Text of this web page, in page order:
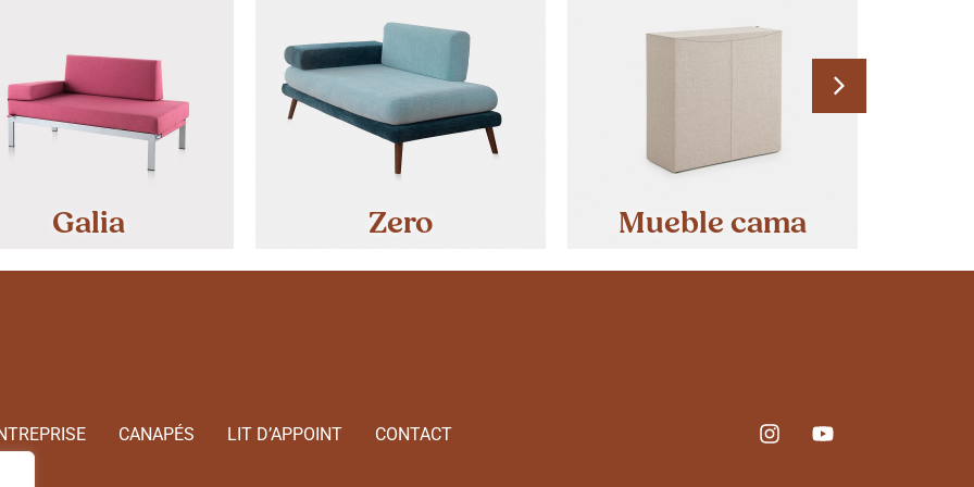
Galia Zero Mueble cama
CANAPÉS LIT D’APPOINT CONTACT